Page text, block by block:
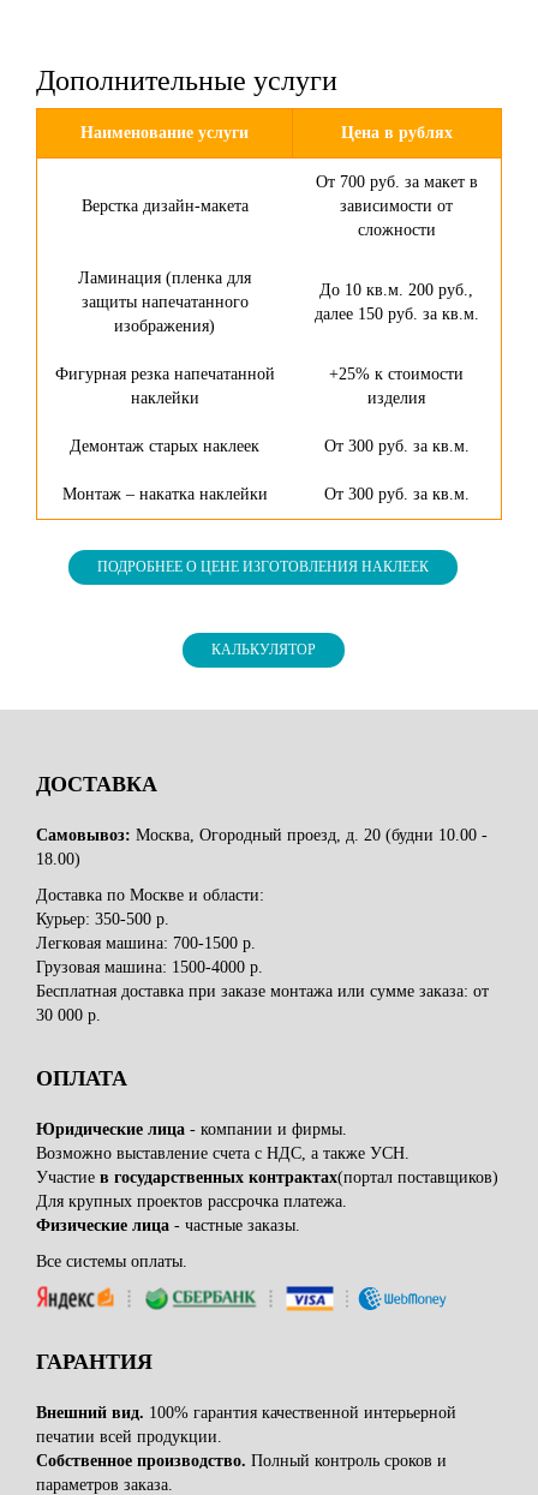
Дополнительные услуги
Наименование услуги Цена в рублях
Верстка дизайн-макета
От 700 руб. за макет в
зависимости от
сложности
Ламинация (пленка для
защиты напечатанного
изображения)
До 10 кв.м. 200 руб.,
далее 150 руб. за кв.м.
Фигурная резка напечатанной
наклейки
+25% к стоимости
изделия
Демонтаж старых наклеек От 300 руб. за кв.м.
Монтаж – накатка наклейки От 300 руб. за кв.м.
ПОДРОБНЕЕ О ЦЕНЕ ИЗГОТОВЛЕНИЯ НАКЛЕЕК
КАЛЬКУЛЯТОР
ДОСТАВКА
Самовывоз: Москва, Огородный проезд, д. 20 (будни 10.00 -
18.00)
Доставка по Москве и области:
Курьер: 350-500 р.
Легковая машина: 700-1500 р.
Грузовая машина: 1500-4000 р.
Бесплатная доставка при заказе монтажа или сумме заказа: от
30 000 р.
ОПЛАТА
Юридические лица - компании и фирмы.
Возможно выставление счета с НДС, а также УСН.
Участие в государственных контрактах(портал поставщиков)
Для крупных проектов рассрочка платежа.
Физические лица - частные заказы.
Все системы оплаты.
ГАРАНТИЯ
Внешний вид. 100% гарантия качественной интерьерной
печатии всей продукции.
Собственное производство. Полный контроль сроков и
параметров заказа.